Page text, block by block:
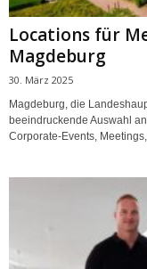
Locations für
Magdeburg
30. März 2025
Magdeburg, die
beeindruckende Auswahl
Corporate-Events,